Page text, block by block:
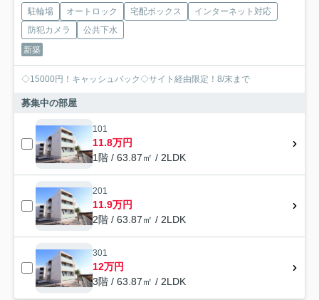
駐輪場 オートロック 宅配ボックス
インターネット対応
防犯カメラ
公共下水
新築
◇15000円！キャッシュバック◇サイト経由限定！8/末まで
募集中の部屋
101
11.8万円
1階 / 63.87㎡ / 2LDK
201
11.9万円
2階 / 63.87㎡ / 2LDK
301
12万円
3階 / 63.87㎡ / 2LDK